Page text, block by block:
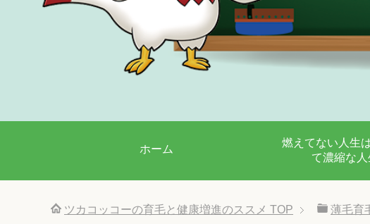
ホーム
燃えてない人生
て濃縮な人
ツカコッコーの育毛と健康増進のススメ TOP 薄毛育